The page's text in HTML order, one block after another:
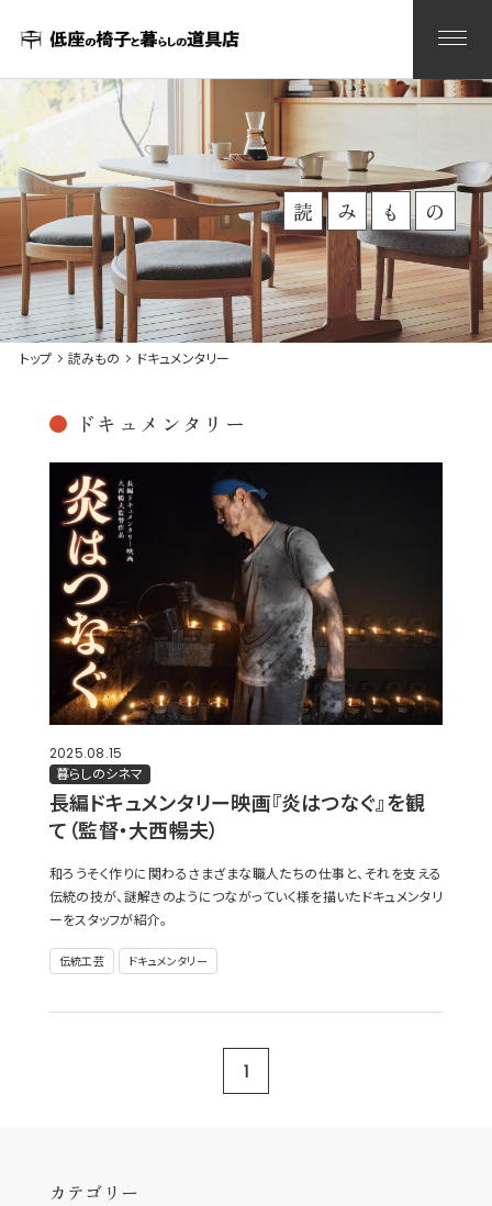
読 み も の
トップ 読みもの ドキュメンタリー
ドキュメンタリー
2025.08.15
暮らしのシネマ
長編ドキュメンタリー映画『炎はつなぐ』を観
て（監督・大西暢夫）
和ろうそく作りに関わるさまざまな職人たちの仕事と、それを支える
伝統の技が、謎解きのようにつながっていく様を描いたドキュメンタリ
ーをスタッフが紹介。
伝統工芸 ドキュメンタリー
1
カテゴリー